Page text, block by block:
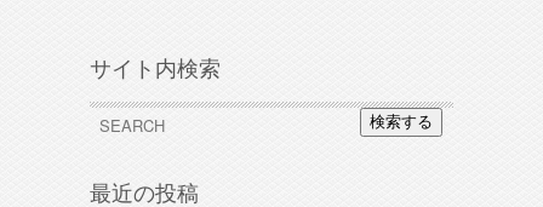
サイト内検索
検索する
最近の投稿